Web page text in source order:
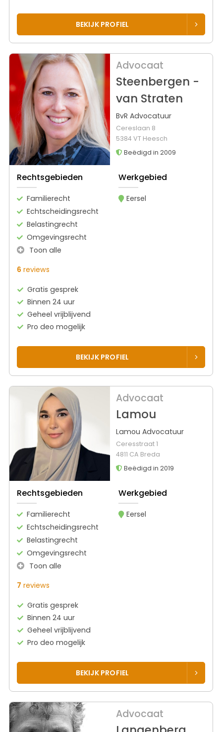
BEKIJK PROFIEL
Advocaat
Steenbergen -
van Straten
BvR Advocatuur
Cereslaan 8
5384 VT Heesch
Beëdigd in 2009
Rechtsgebieden
Familierecht
Echtscheidingsrecht
Belastingrecht
Omgevingsrecht
Toon alle
Werkgebied
Eersel
6 reviews
Gratis gesprek
Binnen 24 uur
Geheel vrijblijvend
Pro deo mogelijk
BEKIJK PROFIEL
Advocaat
Lamou
Lamou Advocatuur
Ceresstraat 1
4811 CA Breda
Beëdigd in 2019
Rechtsgebieden
Familierecht
Echtscheidingsrecht
Belastingrecht
Omgevingsrecht
Toon alle
Werkgebied
Eersel
7 reviews
Gratis gesprek
Binnen 24 uur
Geheel vrijblijvend
Pro deo mogelijk
BEKIJK PROFIEL
Advocaat